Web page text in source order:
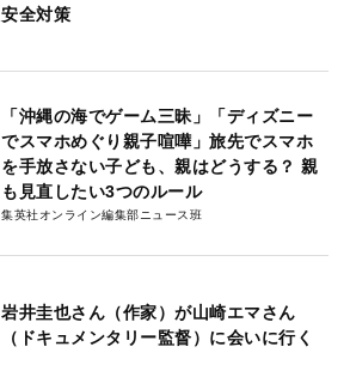
安全対策
「沖縄の海でゲーム三昧」「ディズニー
でスマホめぐり親子喧嘩」旅先でスマホ
を手放さない子ども、親はどうする？ 親
も見直したい3つのルール
集英社オンライン編集部ニュース班
岩井圭也さん（作家）が山崎エマさん
（ドキュメンタリー監督）に会いに行く